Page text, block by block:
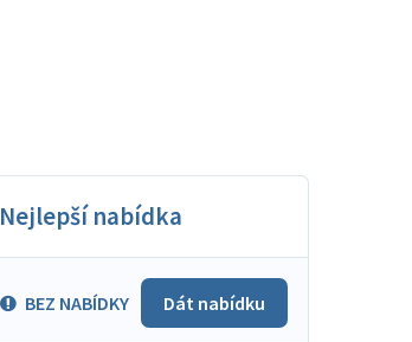
Nejlepší nabídka
BEZ NABÍDKY Dát nabídku